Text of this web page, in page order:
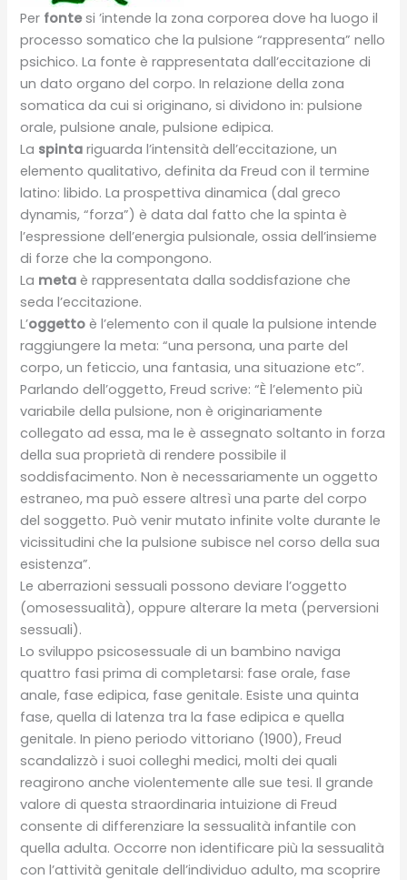
Per fontesi ’intende la zona corporea dove ha luogo il
processo somatico che la pulsione “rappresenta” nello
psichico. La fonte è rappresentata dall’eccitazione di
un dato organo del corpo. In relazione della zona
somatica da cui si originano, si dividono in: pulsione
orale, pulsione anale, pulsione edipica.
La spinta riguarda l’intensità dell’eccitazione, un
elemento qualitativo, definita da Freud con il termine
latino: libido. La prospettiva dinamica (dal greco
dynamis, “forza”) è data dal fatto che la spinta è
l’espressione dell’energia pulsionale, ossia dell’insieme
di forze che la compongono.
La meta è rappresentata dalla soddisfazione che
seda l’eccitazione.
L’oggetto è l’elemento con il quale la pulsione intende
raggiungere la meta: “una persona, una parte del
corpo, un feticcio, una fantasia, una situazione etc”.
Parlando dell’oggetto, Freud scrive: “È l’elemento più
variabile della pulsione, non è originariamente
collegato ad essa, ma le è assegnato soltanto in forza
della sua proprietà di rendere possibile il
soddisfacimento. Non è necessariamente un oggetto
estraneo, ma può essere altresì una parte del corpo
del soggetto. Può venir mutato infinite volte durante le
vicissitudini che la pulsione subisce nel corso della sua
esistenza”.
Le aberrazioni sessuali possono deviare l’oggetto
(omosessualità), oppure alterare la meta (perversioni
sessuali).
Lo sviluppo psicosessuale di un bambino naviga
quattro fasi prima di completarsi: fase orale, fase
anale, fase edipica, fase genitale. Esiste una quinta
fase, quella di latenza tra la fase edipica e quella
genitale. In pieno periodo vittoriano (1900), Freud
scandalizzò i suoi colleghi medici, molti dei quali
reagirono anche violentemente alle sue tesi. Il grande
valore di questa straordinaria intuizione di Freud
consente di differenziare la sessualità infantile con
quella adulta. Occorre non identificare più la sessualità
con l’attività genitale dell’individuo adulto, ma scoprire